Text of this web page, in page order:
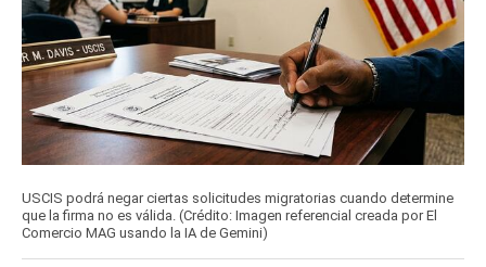
USCIS podrá negar ciertas solicitudes migratorias cuando determine
que la firma no es válida. (Crédito: Imagen referencial creada por El
Comercio MAG usando la IA de Gemini)